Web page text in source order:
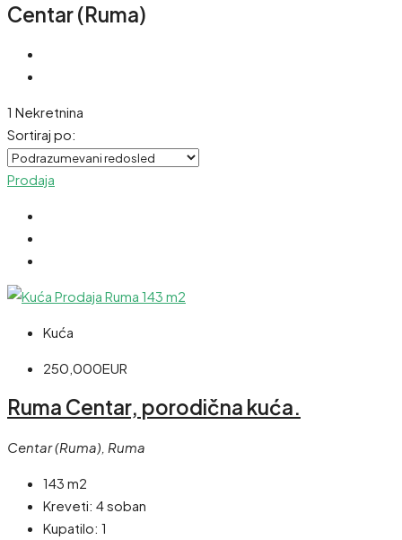
Centar (Ruma)
1 Nekretnina
Sortiraj po:
Prodaja
Kuća
250,000EUR
Ruma Centar, porodična kuća.
Centar (Ruma), Ruma
143 m2
Kreveti: 4 soban
Kupatilo: 1